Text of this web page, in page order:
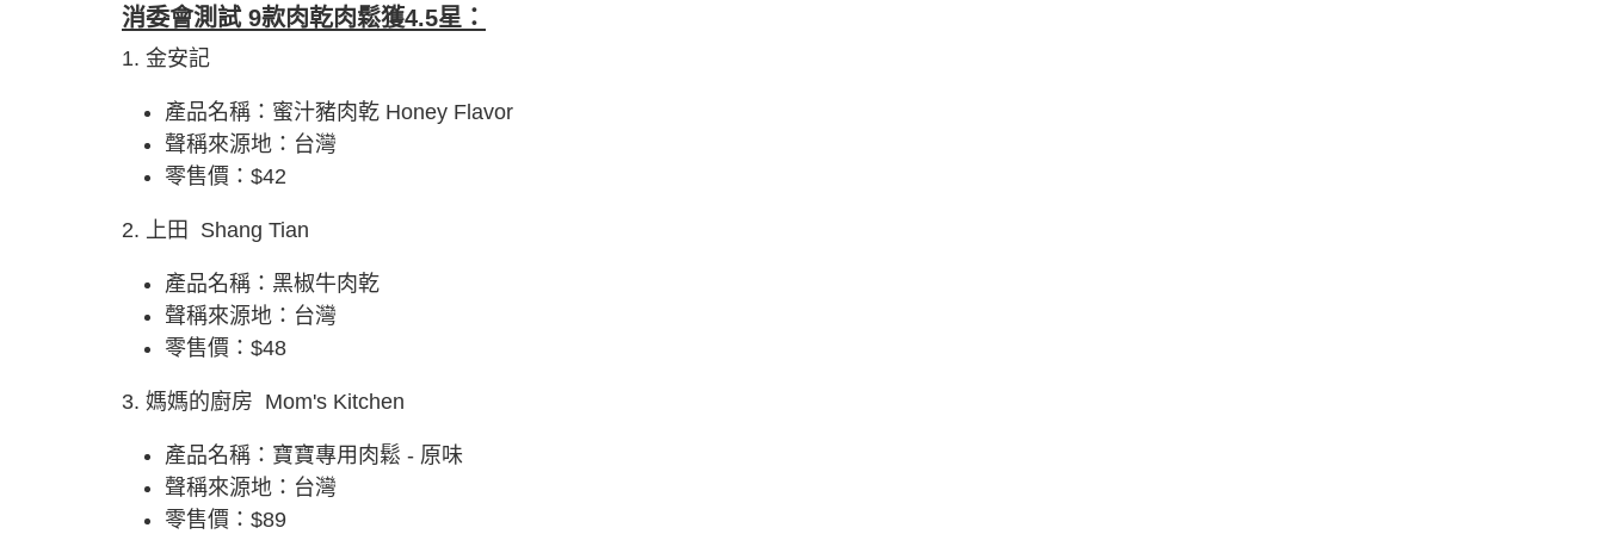
消委會測試 9款肉乾肉鬆獲4.5星：
1. 金安記
產品名稱：蜜汁豬肉乾 Honey Flavor
聲稱來源地：台灣
零售價：$42
2. 上田 Shang Tian
產品名稱：黑椒牛肉乾
聲稱來源地：台灣
零售價：$48
3. 媽媽的廚房 Mom's Kitchen
產品名稱：寶寶專用肉鬆 - 原味
聲稱來源地：台灣
零售價：$89